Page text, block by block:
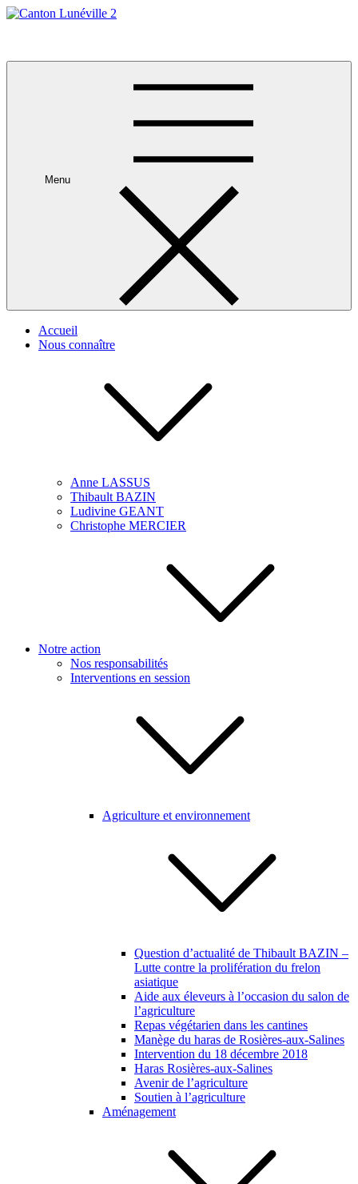
Skip
Menu
Accueil
Nous connaître
Anne LASSUS
Thibault BAZIN
Ludivine GEANT
Christophe MERCIER
Notre action
Nos responsabilités
Interventions en session
Agriculture et environnement
Question d’actualité de Thibault BAZIN –
Lutte contre la prolifération du frelon
asiatique
Aide aux éleveurs à l’occasion du salon de
l’agriculture
Repas végétarien dans les cantines
Manège du haras de Rosières-aux-Salines
Intervention du 18 décembre 2018
Haras Rosières-aux-Salines
Avenir de l’agriculture
Soutien à l’agriculture
Aménagement